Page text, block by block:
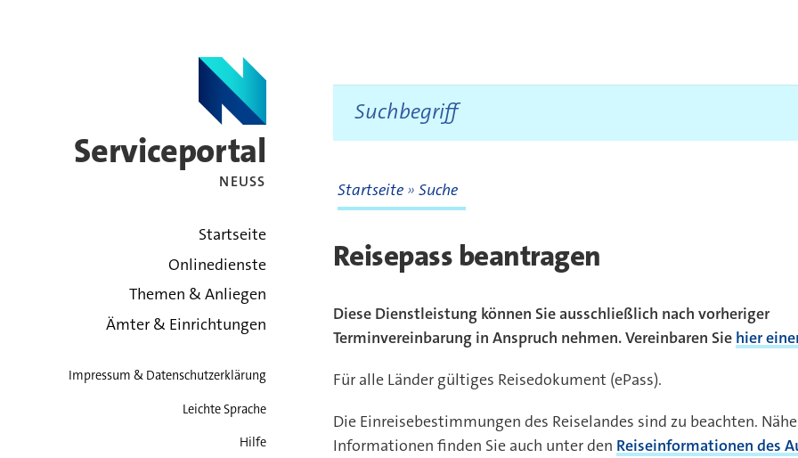
Serviceportal
NEUSS
zurück zur Startseite
Startseite
Onlinedienste
Themen & Anliegen
Ämter & Einrichtungen
Impressum & Datenschutzerklärung
Leichte Sprache
Hilfe
Startseite Suche
Reisepass beantragen
Diese Dienstleistung können Sie ausschließlich nach vorheriger
Terminvereinbarung in Anspruch nehmen. Vereinbaren Sie hier
Für alle Länder gültiges Reisedokument (ePass).
Die Einreisebestimmungen des Reiselandes sind zu beachten.
Informationen finden Sie auch unter den Reiseinformationen des